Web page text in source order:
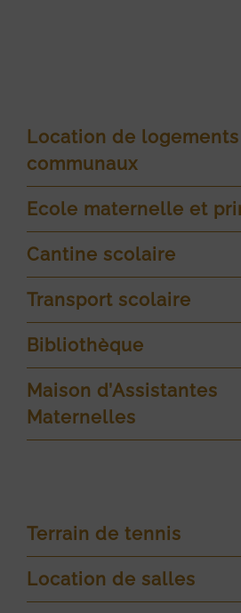
Location de logements
communaux
Ecole maternelle et
Cantine scolaire
Transport scolaire
Bibliothèque
Maison d’Assistantes
Maternelles
Terrain de tennis
Location de salles